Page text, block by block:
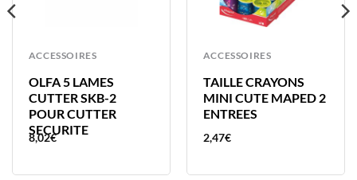
ACCESSOIRES
OLFA 5 LAMES
CUTTER SKB-2
POUR CUTTER
SECURITE
8,02€
ACCESSOIRES
TAILLE CRAYONS
MINI CUTE MAPED 2
ENTREES
2,47€